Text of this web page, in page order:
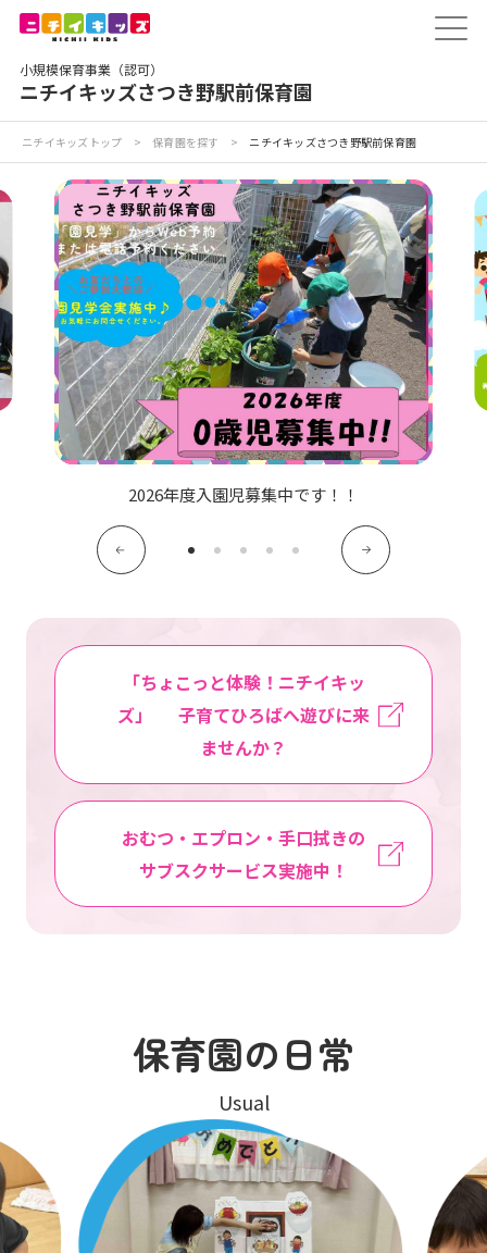
小規模保育事業（認可）
ニチイキッズさつき野駅前保育園
保育園トップ
保育園の日常
保育園紹介
ニチイが大切にしていること
お食事
保育園見学
入園の概要
子育てひろばのご紹介
写真販売サービス
よくあるご質問
保育園に関するお問い合わせ
プライバシーポリシー サイトのご利用について
ニチイキッズトップ > 保育園を探す > ニチイキッズさつき野駅前保育園
2026年度入園児募集中です！！
「ちょこっと体験！ニチイキッ
ズ」 子育てひろばへ遊びに来
ませんか？
おむつ・エプロン・手口拭きの
サブスクサービス実施中！
保育園の日常
Usual